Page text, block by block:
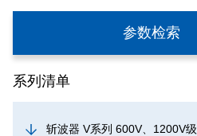
参数检索
系列清单
斩波器 V系列 600V、1200V级